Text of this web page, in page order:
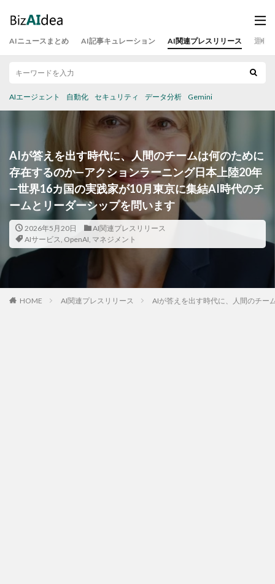
AIニュースまとめ AI記事キュレーション AI関連プレスリリース 運営
AIエージェント 自動化 セキュリティ データ分析 Gemini
AIが答えを出す時代に、人間のチームは何のために
存在するのか—アクションラーニング日本上陸20年
—世界16カ国の実践家が10月東京に集結AI時代のチ
ームとリーダーシップを問います
2026年5月20日
AI関連プレスリリース
AIサービス, OpenAI, マネジメント
HOME AI関連プレスリリース AIが答えを出す時代に、人間のチー